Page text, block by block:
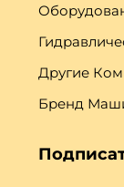
Другие
Бренд